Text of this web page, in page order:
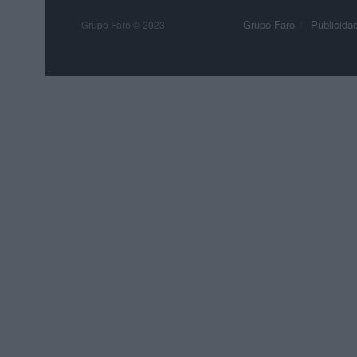
Grupo Faro Publicidad
Grupo Faro © 2023